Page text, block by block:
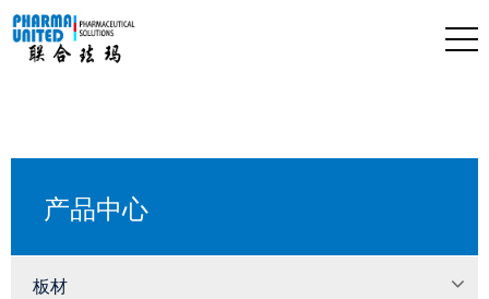
产品中心
板材